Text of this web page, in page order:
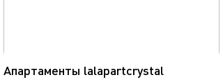
Апартаменты lalapartcrystal